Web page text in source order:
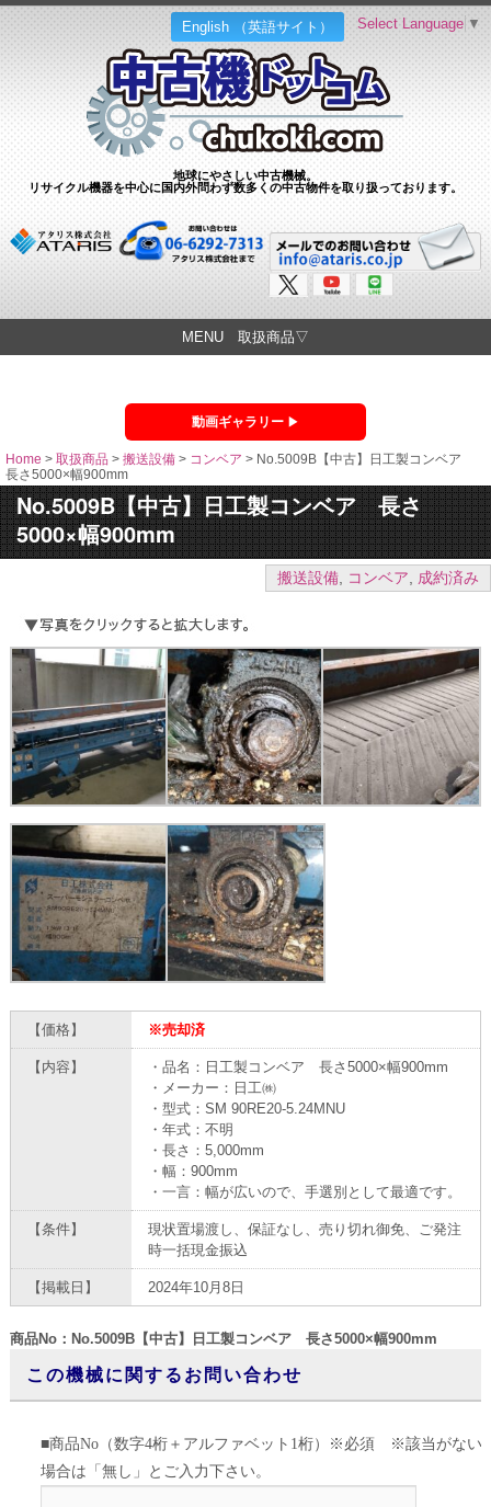
English （英語サイト）
地球にやさしい中古機械。
リサイクル機器を中心に国内外問わず数多くの中古物件を取り扱っております。
Select Language ▼
MENU 取扱商品▽
動画ギャラリー
Home > 取扱商品 > 搬送設備 > コンベア > No.5009B【中古】日工製コンベア
長さ5000×幅900mm
No.5009B【中古】日工製コンベア 長さ
5000×幅900mm
搬送設備, コンベア, 成約済み
【価格】 ※売却済
【内容】
・品名：日工製コンベア 長さ5000×幅900mm
・メーカー：日工㈱
・型式：SM 90RE20-5.24MNU
・年式：不明
・長さ：5,000mm
・幅：900mm
・一言：幅が広いので、手選別として最適です。
【条件】
現状置場渡し、保証なし、売り切れ御免、ご発注
時一括現金振込
【掲載日】 2024年10月8日
商品No：No.5009B【中古】日工製コンベア 長さ5000×幅900mm
この機械に関するお問い合わせ